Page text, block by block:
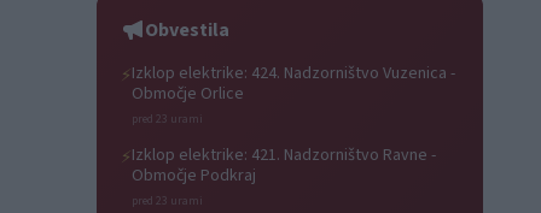
Obvestila
⚡Izklop elektrike: 424. Nadzorništvo Vuzenica -
Območje Orlice
pred 23 urami
⚡Izklop elektrike: 421. Nadzorništvo Ravne -
Območje Podkraj
pred 23 urami